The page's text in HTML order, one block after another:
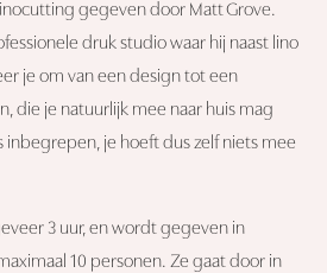
gegeven door Matt Grove.
druk studio waar hij naast lino
je om van een design tot een
die je natuurlijk mee naar huis mag
inbegrepen, je hoeft dus zelf niets mee
3 uur, en wordt gegeven in
10 personen. Ze gaat door in